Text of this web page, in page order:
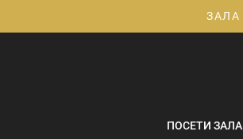
към
ЗАЛА
ПОСЕТИ